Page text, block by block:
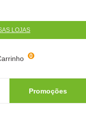
LOJAS
0
Promoções